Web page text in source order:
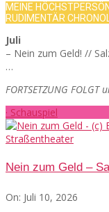
MEINE
RUDIMENTÄR
Juli
– Nein zum Geld! //
…
FORTSETZUNG
· Schauspiel
Nein zum Geld –
On: Juli 10, 2026